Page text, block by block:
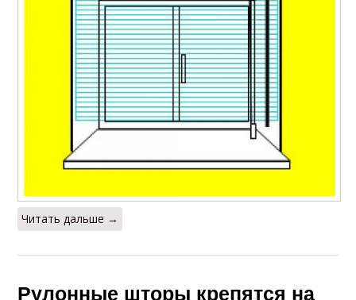
Читать дальше →
Рулонные шторы крепятся на